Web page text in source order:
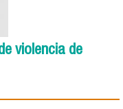
violencia de